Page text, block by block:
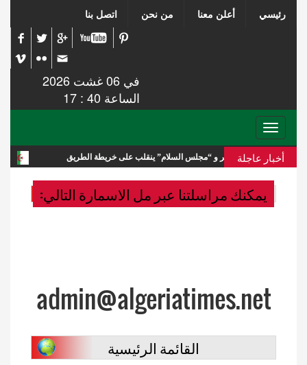
رئيسي أعلن معنا من نحن اتصل بنا
في 06 غشت 2026
الساعة 40 : 17
Toggle
navigation
أخبار عاجلة الجيش يغادر مصر و “مجلس السلام” ينقلب على خريطة الطريق
يمكنك مراسلتنا عبر مل الاسمارة التالي:
admin@algeriatimes.net
القائمة الرئيسية